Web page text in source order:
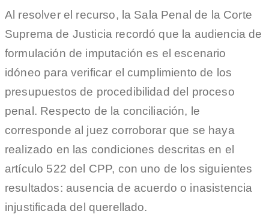
Al resolver el recurso, la Sala Penal de la Corte
Suprema de Justicia recordó que la audiencia de
formulación de imputación es el escenario
idóneo para verificar el cumplimiento de los
presupuestos de procedibilidad del proceso
penal. Respecto de la conciliación, le
corresponde al juez corroborar que se haya
realizado en las condiciones descritas en el
artículo 522 del CPP, con uno de los siguientes
resultados: ausencia de acuerdo o inasistencia
injustificada del querellado.